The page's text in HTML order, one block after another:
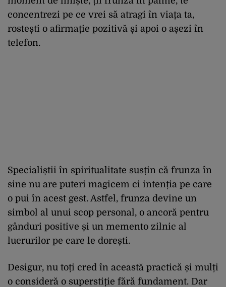
concentrezi pe ce vrei să atragi în viața ta,
rostești o afirmație pozitivă și apoi o așezi în
telefon.
Specialiștii în spiritualitate susțin că frunza în
sine nu are puteri magicem ci intenția pe care
o pui în acest gest. Astfel, frunza devine un
simbol al unui scop personal, o ancoră pentru
gânduri positive și un memento zilnic al
lucrurilor pe care le dorești.
Desigur, nu toți cred în această practică și mulți
o consideră o superstiție fără fundament. Dar